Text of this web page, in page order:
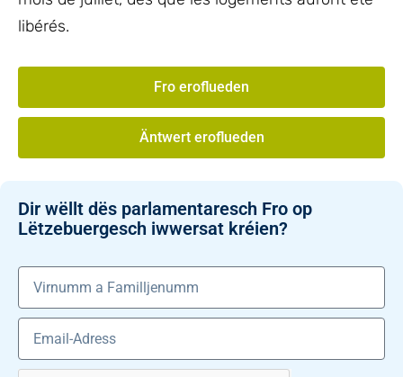
libérés.
Fro eroflueden
Äntwert eroflueden
Dir wëllt dës parlamentaresch Fro op
Lëtzebuergesch iwwersat kréien?